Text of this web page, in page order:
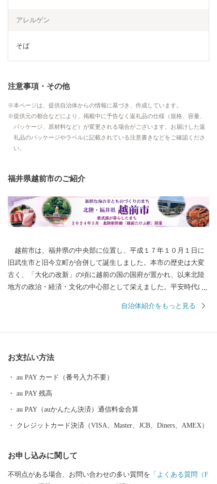
アレルゲン
そば
注意事項・その他
本ページは、提供自治体からの情報に基づき、作成しています。
提供元の都合などにより、掲載中に予告なく返礼品の仕様（規格、容量、
パッケージ、原材料など）が変更される場合がございます。お届けした返
礼品のパッケージやラベルに記載されている注意書きなどをご確認くださ
い。
福井県越前市のご紹介
越前市は、福井県の中央部に位置し、平成１７年１０月１日に
旧武生市と旧今立町が合併して誕生しました。本市の歴史は大変
古く、「大化の改新」の頃に越前の国の国府が置かれ、以来北陸
地方の政治・経済・文化の中心部として栄えました。平安時代に
を離れ、多感な少女時代を過ごした地でもあります。 産業面で
て発展を続けています。 また、豊かな緑や清らかな水など、美
しい自然を誇る本市は、コウノトリをシンボルに「生きものと共
しており、平成２７年９月に「環境・文化創造都市宣言」を行い
ました。 本市では「働く」「住む」「子育て・教育」「妊娠・
赤ちゃん」などの情報が見つかる移住希望者向けポータルサイト
の監修をいただき整備した武生中央公園の「だるまちゃん広
場」、「パピプペポー広場」、「コウノトリ広場」には、休日た
くさんの家族づれでにぎわいます。 令和6年3月16日には北陸新
自治体紹介をもっと見る
お支払い方法
au PAY カード（番号入力不要）
au PAY 残高
au PAY（auかんたん決済）通信料金合算
クレジットカード決済（VISA、Master、JCB、Diners、AMEX）
お申し込みに関して
不明点がある場合、お問い合わせの多い質問を 「よくある質問（F